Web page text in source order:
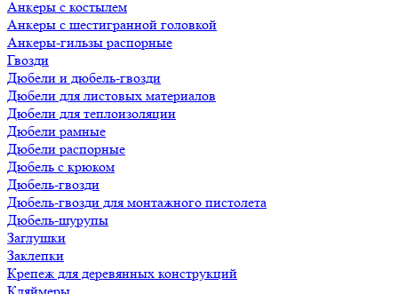
Анкеры с костылем
Анкеры с шестигранной головкой
Анкеры-гильзы распорные
Гвозди
Дюбели и дюбель-гвозди
Дюбели для листовых материалов
Дюбели для теплоизоляции
Дюбели рамные
Дюбели распорные
Дюбель с крюком
Дюбель-гвозди
Дюбель-гвозди для монтажного пистолета
Дюбель-шурупы
Заглушки
Заклепки
Крепеж для деревянных конструкций